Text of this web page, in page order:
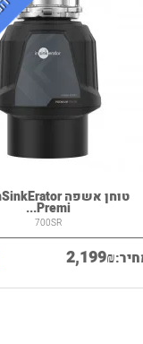
Premi...
700SR
2,199₪